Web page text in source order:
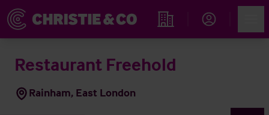
Immobiliensuche
Restaurant Freehold
Rainham, East London